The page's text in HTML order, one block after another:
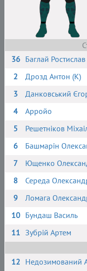
36 Баглай Ростислав
2
Дрозд Антон (К)
3
Данковський
4
Арройо
5
Решетніков
6
Башмарін
7
Ющенко
8
Середа
9
Ломага
10 Бундаш Василь
11 Зубрій Артем
12 Недозимований